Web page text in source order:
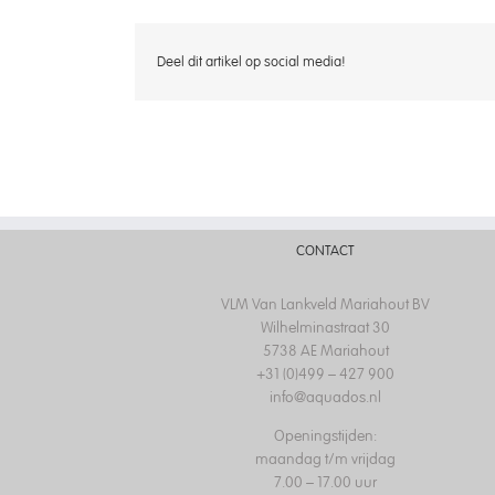
Deel dit artikel op social media!
CONTACT
VLM Van Lankveld Mariahout BV
Wilhelminastraat 30
5738 AE Mariahout
+31 (0)499 – 427 900
info@aquados.nl
Openingstijden:
maandag t/m vrijdag
7.00 – 17.00 uur